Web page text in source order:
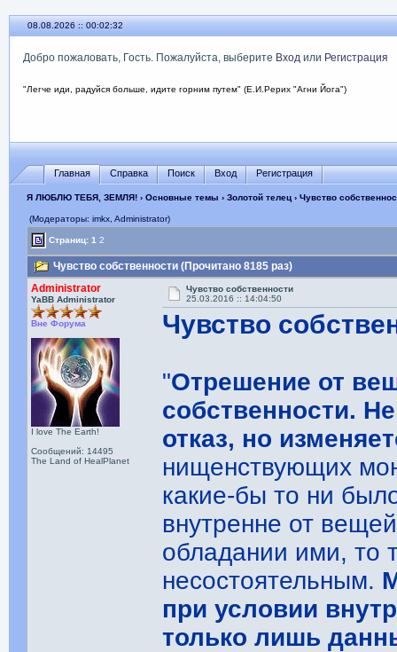
08.08.2026 :: 00:02:33
Добро пожаловать, Гость. Пожалуйста, выберите Входили Регистрация
"Легче иди, радуйся больше, идите горним путем" (Е.И.Рерих "Агни Йога")
Главная Справка Поиск Вход Регистрация
Я ЛЮБЛЮ ТЕБЯ, ЗЕМЛЯ!› Основные темы › Золотой телец › Чувство
(Модераторы: imkx, Administrator)
Страниц:1 2
Чувство собственности (Прочитано 8185 раз)
Administrator
YaBB Administrator
Вне Форума
I love The Earth!
Сообщений: 14495
The Land of HealPlanet
Чувство собственности
25.03.2016 :: 14:04:50
Чувство
"Отрешение от
собственности.
отказ, но
нищенствующих
какие-бы то ни
внутренне от
обладании ими, то
несостоятельным.
при условии
только лишь